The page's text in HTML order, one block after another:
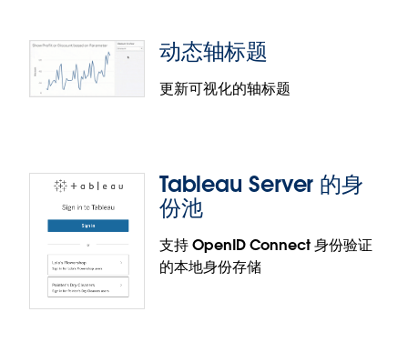
Accelerator Data Mapping
With Data Mapping you can jump start your
analytics even faster by reducing the time and
effort required to set up an Accelerator’s ready-
to-use dashboards. Now, when configuring an
动态轴标题
更新可视化的轴标题
Tableau Server 的身
份池
支持 OpenID Connect 身份验证
的本地身份存储